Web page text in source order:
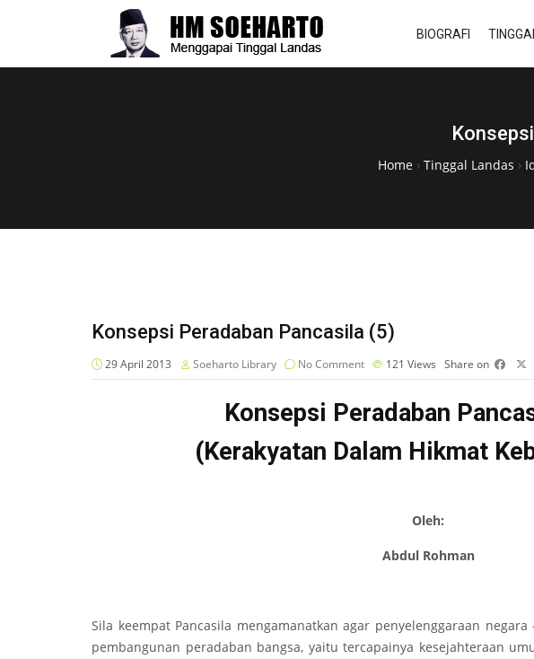
BIOGRAFI
Home› Tinggal Landas ›
Konsepsi Peradaban Pancasila (5)
29 April 2013 Soeharto Library No Comment 121 Views Share on
Konsepsi Peradaban
(Kerakyatan Dalam Hikmat
Oleh:
Abdul Rohman
Sila keempat Pancasila mengamanatkan agar penyelenggaraan
pembangunan peradaban bangsa, yaitu tercapainya kesejahteraan